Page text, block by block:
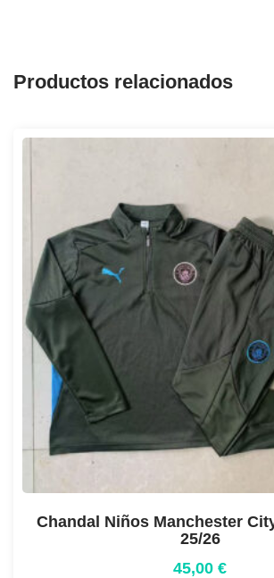
Productos relacionados
Chandal Niños Manchester
25/26
45,00 €